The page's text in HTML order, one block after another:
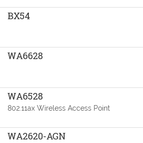
BX54
WA6628
WA6528
802.11ax Wireless Access Point
WA2620-AGN